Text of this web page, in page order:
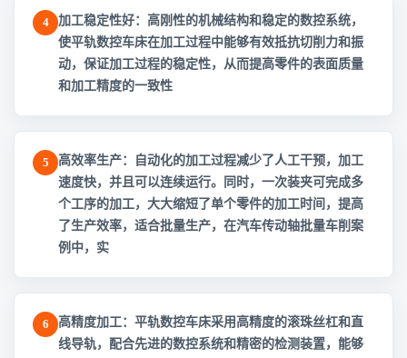
4
加工稳定性好：高刚性的机械结构和稳定的数控系统，
使平轨数控车床在加工过程中能够有效抵抗切削力和振
动，保证加工过程的稳定性，从而提高零件的表面质量
和加工精度的一致性
5
高效率生产：自动化的加工过程减少了人工干预，加工
速度快，并且可以连续运行。同时，一次装夹可完成多
个工序的加工，大大缩短了单个零件的加工时间，提高
了生产效率，适合批量生产，在汽车传动轴批量车削案
例中，实
6
高精度加工：平轨数控车床采用高精度的滚珠丝杠和直
线导轨，配合先进的数控系统和精密的检测装置，能够